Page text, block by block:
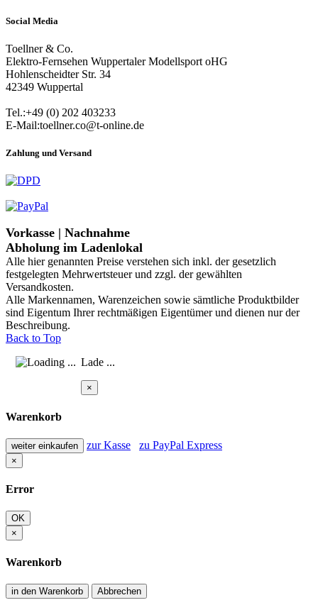
Social Media
Toellner & Co.
Elektro-Fernsehen Wuppertaler Modellsport oHG
Hohlenscheidter Str. 34
42349 Wuppertal
Tel.:+49 (0) 202 403233
E-Mail:toellner.co@t-online.de
Zahlung und Versand
Vorkasse | Nachnahme
Abholung im Ladenlokal
Alle hier genannten Preise verstehen sich inkl. der gesetzlich
festgelegten Mehrwertsteuer und zzgl. der gewählten
Versandkosten.
Alle Markennamen, Warenzeichen sowie sämtliche Produktbilder
sind Eigentum Ihrer rechtmäßigen Eigentümer und dienen nur der
Beschreibung.
Back to Top
Lade ...
×
Warenkorb
weiter einkaufen zur Kasse zu PayPal Express
×
Error
OK
×
Warenkorb
in den Warenkorb Abbrechen